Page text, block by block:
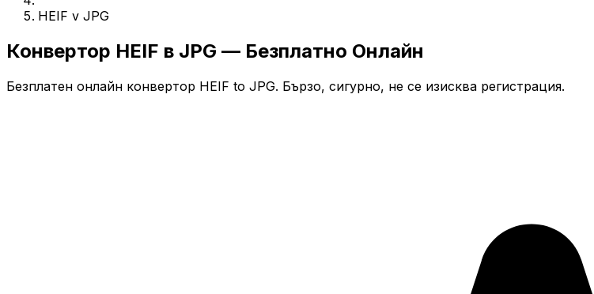
HEIF v JPG
Конвертор HEIF в JPG — Безплатно Онлайн
Безплатен онлайн конвертор HEIF to JPG. Бързо, сигурно, не се изисква регистрация.